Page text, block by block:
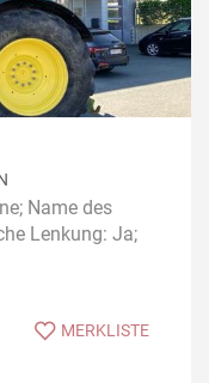
Name des
Lenkung: Ja;
MERKLISTE